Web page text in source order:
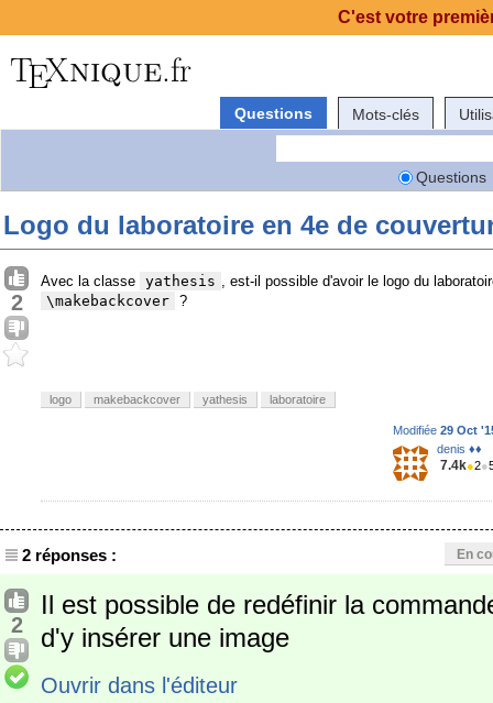
Questions Mots-clés
Questions
Logo du laboratoire en 4e de
2
Avec la classe yathesis , est-il possible d'avoir le logo du
\makebackcover ?
logo makebackcover yathesis laboratoire
Modifiée 29 Oct
denis ♦♦
7.4k●2●
2 réponses : En
2
Il est possible de redéfinir la
d'y insérer une image
Ouvrir dans l'éditeur
C'est votre